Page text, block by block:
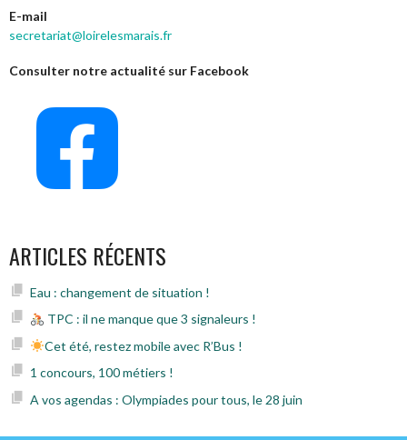
E-mail
secretariat@loirelesmarais.fr
Consulter notre actualité sur Facebook
ARTICLES RÉCENTS
Eau : changement de situation !
TPC : il ne manque que 3 signaleurs !
Cet été, restez mobile avec R’Bus !
1 concours, 100 métiers !
A vos agendas : Olympiades pour tous, le 28 juin